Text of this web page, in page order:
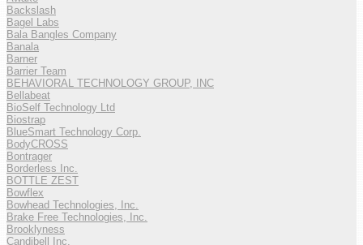
Backslash
Bagel Labs
Bala Bangles Company
Banala
Barner
Barrier Team
BEHAVIORAL TECHNOLOGY GROUP, INC
Bellabeat
BioSelf Technology Ltd
Biostrap
BlueSmart Technology Corp.
BodyCROSS
Bontrager
Borderless Inc.
BOTTLE ZEST
Bowflex
Bowhead Technologies, Inc.
Brake Free Technologies, Inc.
Brooklyness
Candibell Inc.